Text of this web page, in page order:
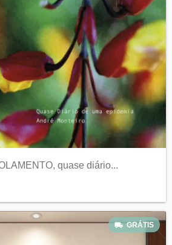
quase diário...
GRÁTIS